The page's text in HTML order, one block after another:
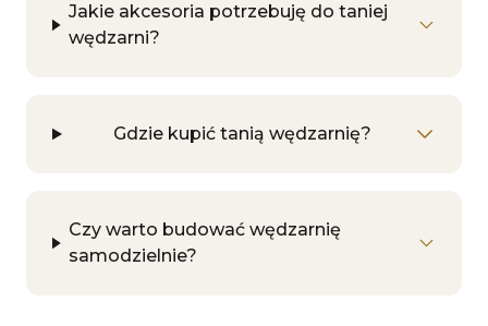
Jakie akcesoria potrzebuję do taniej
wędzarni?
Gdzie kupić tanią wędzarnię?
Czy warto budować wędzarnię
samodzielnie?